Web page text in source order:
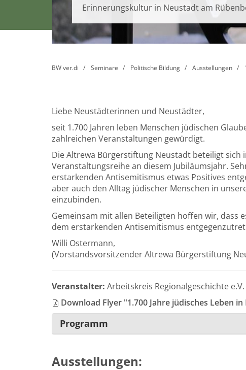
Erinnerungskultur in Neustadt am
BW ver.di Seminare Politische Bildung Ausstellungen
Liebe Neustädterinnen und Neustädter,
seit 1.700 Jahren leben Menschen jüdischen
zahlreichen Veranstaltungen gewürdigt.
Die Altrewa Bürgerstiftung Neustadt beteiligt sich
Veranstaltungsreihe an diesem Jubiläums­jahr.
erstarkenden Antisemi­tismus etwas Positives
aber auch den Alltag jüdischer Menschen in
einzubinden.
Gemeinsam mit allen Beteiligten hoffen wir, dass
dem erstarkenden Antisemitismus
Willi Ostermann,
(Vorstandsvorsitzender Altrewa Bürgerstiftung
Veranstalter: Arbeitskreis Regionalgeschichte e.V.
Download Flyer "1.700 Jahre jüdisches Leben
Programm
Ausstellungen: